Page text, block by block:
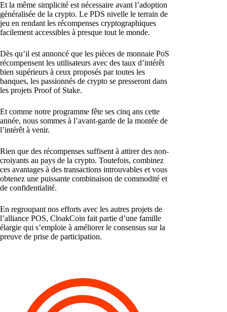
Et la même simplicité est nécessaire avant l’adoption
généralisée de la crypto. Le PDS nivelle le terrain de
jeu en rendant les récompenses cryptographiques
facilement accessibles à presque tout le monde.
Dès qu’il est annoncé que les pièces de monnaie PoS
récompensent les utilisateurs avec des taux d’intérêt
bien supérieurs à ceux proposés par toutes les
banques, les passionnés de crypto se presseront dans
les projets Proof of Stake.
Et comme notre programme fête ses cinq ans cette
année, nous sommes à l’avant-garde de la montée de
l’intérêt à venir.
Rien que des récompenses suffisent à attirer des non-
croiyants au pays de la crypto. Toutefois, combinez
ces avantages à des transactions introuvables et vous
obtenez une puissante combinaison de commodité et
de confidentialité.
En regroupant nos efforts avec les autres projets de
l’alliance POS, CloakCoin fait partie d’une famille
élargie qui s’emploie à améliorer le consensus sur la
preuve de prise de participation.